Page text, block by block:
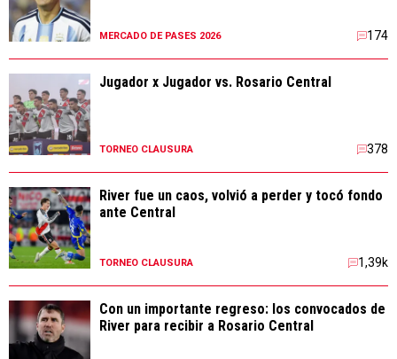
MERCADO DE PASES 2026 174
Jugador x Jugador vs. Rosario Central
TORNEO CLAUSURA 378
River fue un caos, volvió a perder y tocó fondo
ante Central
TORNEO CLAUSURA 1,39k
Con un importante regreso: los convocados de
River para recibir a Rosario Central